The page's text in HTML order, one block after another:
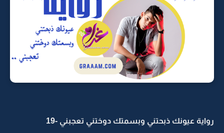
رواية عيونك ذبحتني وبسمتك دوختني تعجبني -19